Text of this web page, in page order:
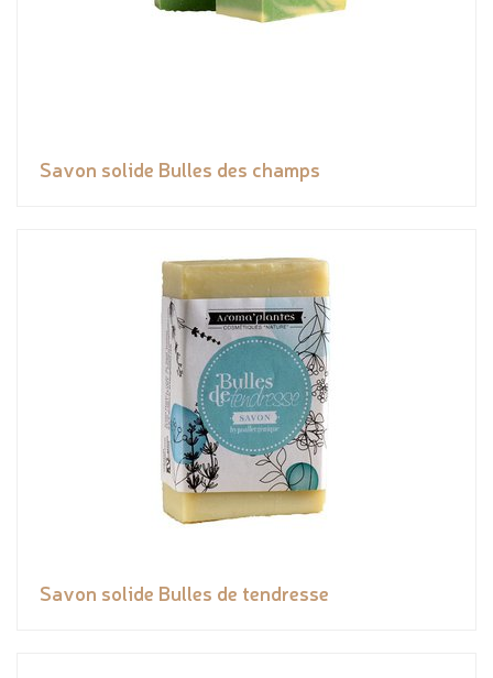
Savon solide Bulles des champs
Savon solide Bulles de tendresse